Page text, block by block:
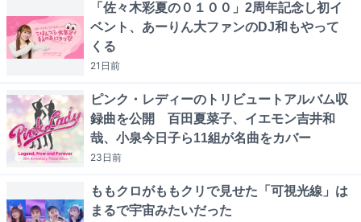
「佐々木彩夏の０１００」2周年記念し初イ
ベント、あーりん大ファンのDJ和もやって
くる
21日前
ピンク・レディーのトリビュートアルバム収
録曲を公開 百田夏菜子、イエモン吉井和
哉、小泉今日子ら11組が名曲をカバー
23日前
ももクロがももクリで見せた「可視光線」は
まるで宇宙みたいだった